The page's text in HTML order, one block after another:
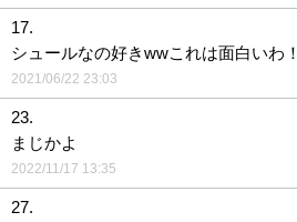
17.
シュールなの好きwwこれは面白いわ！
2021/06/22 23:03
23.
まじかよ
2022/11/17 13:35
27.